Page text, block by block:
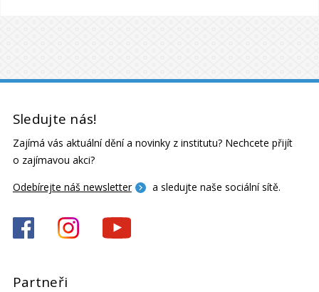
Sledujte nás!
Zajímá vás aktuální dění a novinky z institutu? Nechcete přijít
o zajímavou akci?
Odebírejte náš newsletter
a sledujte naše sociální sítě.
Partneři